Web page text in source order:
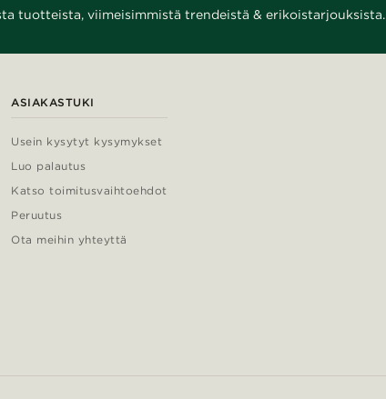
tuotteista, viimeisimmistä trendeistä & erikoistarjouksista.
ASIAKASTUKI
Usein kysytyt kysymykset
Luo palautus
Katso toimitusvaihtoehdot
Peruutus
Ota meihin yhteyttä